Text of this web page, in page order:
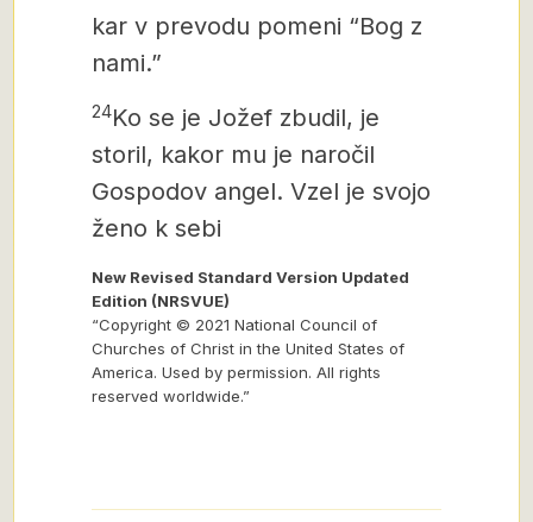
kar v prevodu pomeni “Bog z
nami.”
24Ko se je Jožef zbudil, je
storil, kakor mu je naročil
Gospodov angel. Vzel je svojo
ženo k sebi
New Revised Standard Version Updated
Edition (NRSVUE)
“Copyright © 2021 National Council of
Churches of Christ in the United States of
America. Used by permission. All rights
reserved worldwide.”